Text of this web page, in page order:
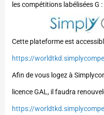
les compétitions labélisées G
Cette plateforme est
https://
Afin de vous logez à
licence GAL, il faudra
https://